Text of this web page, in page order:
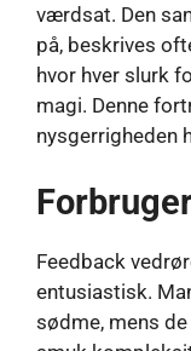
værdsat. Den
på, beskrives
hvor hver slurk
magi. Denne
nysgerrigheden
Feedback
entusiastisk.
sødme, mens